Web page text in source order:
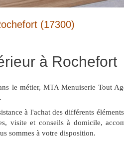
(17300)
à Rochefort
le métier, MTA Menuiserie Tout
.
à l'achat des différents
visite et conseils à domicile,
sommes à votre disposition.